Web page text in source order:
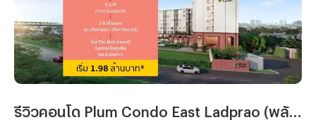
กำลังจะพาทุกคนไปทำความรู้จักในวันนี้ก็คือ The Privacy Parc
Taopoon (เดอะ ไพรเวซี่ พาร์ค เตาปูน) จาก พฤกษา เรียลเอส
เตท นั่นเองครับ